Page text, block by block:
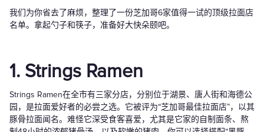
我们为你省去了麻烦，整理了一份芝加哥6家值得一试的顶级拉面店
名单。拿起勺子和筷子，准备好大快朵颐吧。
1. Strings Ramen
Strings Ramen在全市有三家分店，分别位于湖景、唐人街和海德公
园，是拉面爱好者的必尝之选。它被评为“芝加哥最佳拉面店”，以其
豚骨拉面闻名。难怪它深受食客喜爱，尤其是它家的自制面条、熬